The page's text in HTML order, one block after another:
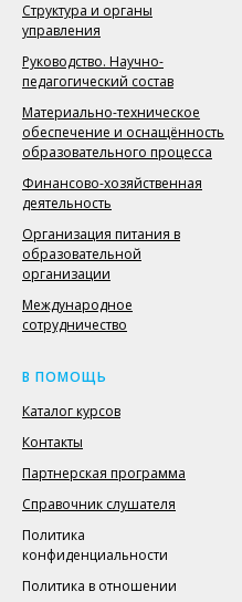
Структура и органы
управления
Руководство. Научно-
педагогический состав
Материально-техническое
обеспечение и оснащённость
образовательного процесса
Финансово-хозяйственная
деятельность
Организация питания в
образовательной
организации
Международное
сотрудничество
В ПОМОЩЬ
Каталог курсов
Контакты
Партнерская программа
Справочник слушателя
Политика
конфиденциальности
Политика в отношении